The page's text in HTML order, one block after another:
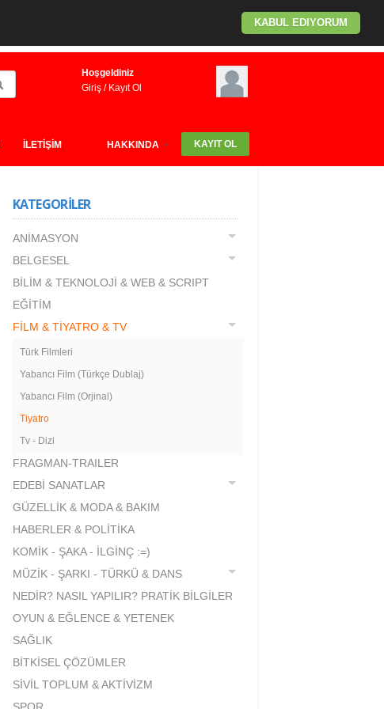
KABUL EDIYORUM
Hoşgeldiniz
Giriş/ Kayıt Ol
İLETİŞİM HAKKINDA KAYIT OL
KATEGORİLER
ANİMASYON
BELGESEL
BİLİM & TEKNOLOJİ & WEB & SCRIPT
EĞİTİM
FİLM & TİYATRO & TV
Türk Filmleri
Yabancı Film (Türkçe Dublaj)
Yabancı Film (Orjinal)
Tiyatro
Tv - Dizi
FRAGMAN-TRAILER
EDEBİ SANATLAR
GÜZELLİK & MODA & BAKIM
HABERLER & POLİTİKA
KOMİK - ŞAKA - İLGİNÇ :=)
MÜZİK - ŞARKI - TÜRKÜ & DANS
NEDİR? NASIL YAPILIR? PRATİK BİLGİLER
OYUN & EĞLENCE & YETENEK
SAĞLIK
BİTKİSEL ÇÖZÜMLER
SİVİL TOPLUM & AKTİVİZM